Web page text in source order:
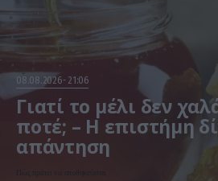
08.08.2026 21:06
Γιατί το μέλι δεν
ποτέ; – Η επιστήμη
απάντηση
Πώς πρέπει να αποθηκεύεται